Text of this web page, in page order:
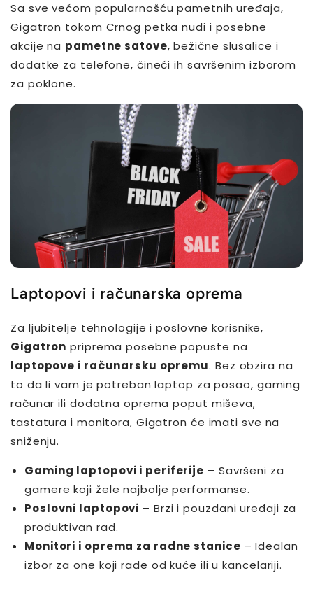
Sa sve većom popularnošću pametnih uređaja,
Gigatron tokom Crnog petka nudi i posebne
akcije na pametne satove, bežične slušalice i
dodatke za telefone, čineći ih savršenim izborom
za poklone.
Laptopovi i računarska oprema
Za ljubitelje tehnologije i poslovne korisnike,
Gigatron priprema posebne popuste na
laptopove i računarsku opremu. Bez obzira na
to da li vam je potreban laptop za posao, gaming
računar ili dodatna oprema poput miševa,
tastatura i monitora, Gigatron će imati sve na
sniženju.
Gaming laptopovi i periferije – Savršeni za
gamere koji žele najbolje performanse.
Poslovni laptopovi – Brzi i pouzdani uređaji za
produktivan rad.
Monitori i oprema za radne stanice – Idealan
izbor za one koji rade od kuće ili u kancelariji.